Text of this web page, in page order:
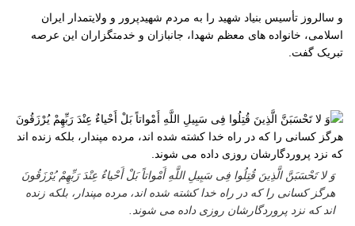
و سالروز تأسیس بنیاد شهید را به مردم شهیدپرور و ولایتمدار ایران
اسلامی، خانواده های معظم شهدا، جانبازان و خدمتگزاران این عرصه
تبریک گفت.
وَ لا تَحْسَبَنَّ الَّذِینَ قُتِلُوا فِی سَبِیلِ اللَّهِ أَمْواتاً بَلْ أَحْیاءٌ عِنْدَ رَبِّهِمْ یُرْزَقُونَ
هرگز کسانی را که در راه خدا کشته شده اند، مرده مپندار، بلکه زنده
اند که نزد پروردگارشان روزی داده می شوند.